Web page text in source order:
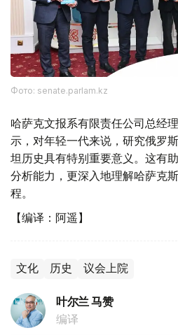
Фото: senate.parlam.kz
哈萨克文报系有限责任公司总经
示，对年轻一代来说，研究俄罗
坦历史具有特别重要意义。这有
分析能力，更深入地理解哈萨克
程。
【编译：阿遥】
文化 历史 议会上院
叶尔兰 马赞
编译